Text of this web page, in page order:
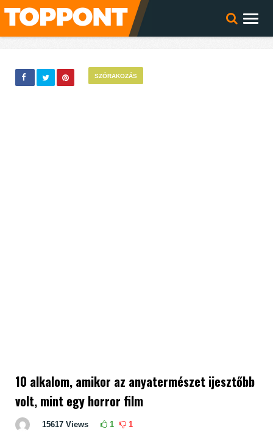
SZÓRAKOZÁS
10 alkalom, amikor az anyatermészet ijesztőbb
volt, mint egy horror film
15617 Views 1 1